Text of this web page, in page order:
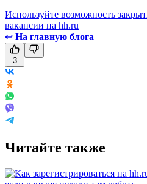
Используйте возможность
вакансии на hh.ru
↩ На главную блога
3
Читайте также